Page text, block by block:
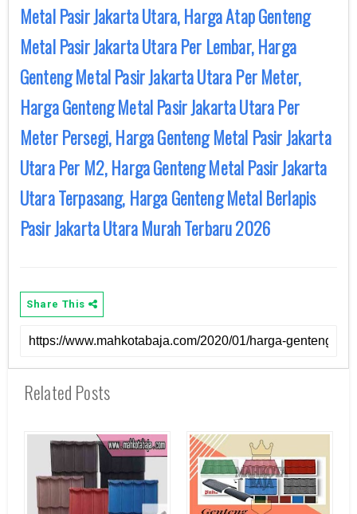
Metal Pasir Jakarta Utara, Harga Atap Genteng
Metal Pasir Jakarta Utara Per Lembar, Harga
Genteng Metal Pasir Jakarta Utara Per Meter,
Harga Genteng Metal Pasir Jakarta Utara Per
Meter Persegi, Harga Genteng Metal Pasir Jakarta
Utara Per M2, Harga Genteng Metal Pasir Jakarta
Utara Terpasang, Harga Genteng Metal Berlapis
Pasir Jakarta Utara Murah Terbaru 2026
Share This
Related Posts